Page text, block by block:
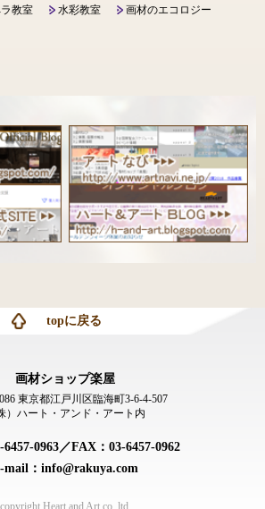
教室 水彩教室
画材のエコロジー
topに戻る
画材ショップ楽屋
東京都江戸川区臨海町3-6-4-507
）ハート・アンド・アート内
0963／FAX：03-6457-0962
mail：info@rakuya.com